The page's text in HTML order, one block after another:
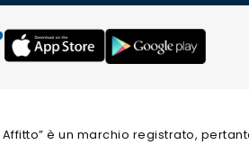
Affitto” è un marchio registrato,